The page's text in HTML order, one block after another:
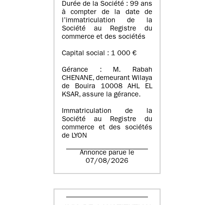
Durée de la Société : 99 ans
à compter de la date de
l’immatriculation de la
Société au Registre du
commerce et des sociétés
Capital social : 1 000 €
Gérance : M. Rabah
CHENANE, demeurant Wilaya
de Bouira 10008 AHL EL
KSAR, assure la gérance.
Immatriculation de la
Société au Registre du
commerce et des sociétés
de LYON
Annonce parue le
07/08/2026